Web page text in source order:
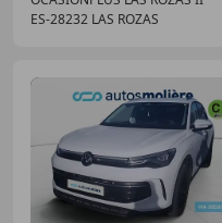
ES-28232 LAS ROZAS